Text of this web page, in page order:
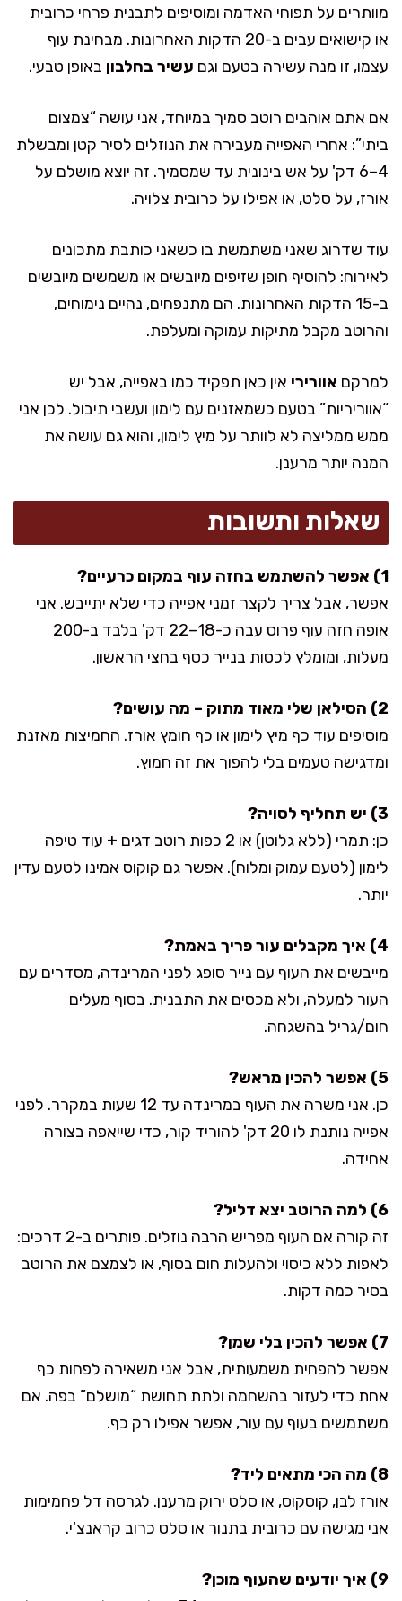
מוותרים על תפוחי האדמה ומוסיפים לתבנית פרחי כרובית
או קישואים עבים ב-20 הדקות האחרונות. מבחינת עוף
עצמו, זו מנה עשירה בטעם וגם עשיר בחלבון באופן טבעי.
אם אתם אוהבים רוטב סמיך במיוחד, אני עושה “צמצום
ביתי”: אחרי האפייה מעבירה את הנוזלים לסיר קטן ומבשלת
4–6 דק' על אש בינונית עד שמסמיך. זה יוצא מושלם על
אורז, על סלט, או אפילו על כרובית צלויה.
עוד שדרוג שאני משתמשת בו כשאני כותבת מתכונים
לאירוח: להוסיף חופן שזיפים מיובשים או משמשים מיובשים
ב-15 הדקות האחרונות. הם מתנפחים, נהיים נימוחים,
והרוטב מקבל מתיקות עמוקה ומעלפת.
למרקם אוורירי אין כאן תפקיד כמו באפייה, אבל יש
“אווריריות” בטעם כשמאזנים עם לימון ועשבי תיבול. לכן אני
ממש ממליצה לא לוותר על מיץ לימון, והוא גם עושה את
המנה יותר מרענן.
שאלות ותשובות
1) אפשר להשתמש בחזה עוף במקום כרעיים?
אפשר, אבל צריך לקצר זמני אפייה כדי שלא יתייבש. אני
אופה חזה עוף פרוס עבה כ-18–22 דק' בלבד ב-200
מעלות, ומומלץ לכסות בנייר כסף בחצי הראשון.
2) הסילאן שלי מאוד מתוק – מה עושים?
מוסיפים עוד כף מיץ לימון או כף חומץ אורז. החמיצות מאזנת
ומדגישה טעמים בלי להפוך את זה חמוץ.
3) יש תחליף לסויה?
כן: תמרי (ללא גלוטן) או 2 כפות רוטב דגים + עוד טיפה
לימון (לטעם עמוק ומלוח). אפשר גם קוקוס אמינו לטעם עדין
יותר.
4) איך מקבלים עור פריך באמת?
מייבשים את העוף עם נייר סופג לפני המרינדה, מסדרים עם
העור למעלה, ולא מכסים את התבנית. בסוף מעלים
חום/גריל בהשגחה.
5) אפשר להכין מראש?
כן. אני משרה את העוף במרינדה עד 12 שעות במקרר. לפני
אפייה נותנת לו 20 דק' להוריד קור, כדי שייאפה בצורה
אחידה.
6) למה הרוטב יצא דליל?
זה קורה אם העוף מפריש הרבה נוזלים. פותרים ב-2 דרכים:
לאפות ללא כיסוי ולהעלות חום בסוף, או לצמצם את הרוטב
בסיר כמה דקות.
7) אפשר להכין בלי שמן?
אפשר להפחית משמעותית, אבל אני משאירה לפחות כף
אחת כדי לעזור בהשחמה ולתת תחושת “מושלם” בפה. אם
משתמשים בעוף עם עור, אפשר אפילו רק כף.
8) מה הכי מתאים ליד?
אורז לבן, קוסקוס, או סלט ירוק מרענן. לגרסה דל פחמימות
אני מגישה עם כרובית בתנור או סלט כרוב קראנצ'י.
9) איך יודעים שהעוף מוכן?